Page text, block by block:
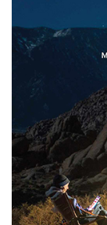
Францад иргэд
2026/08/07
Нийтийн
замналд түр